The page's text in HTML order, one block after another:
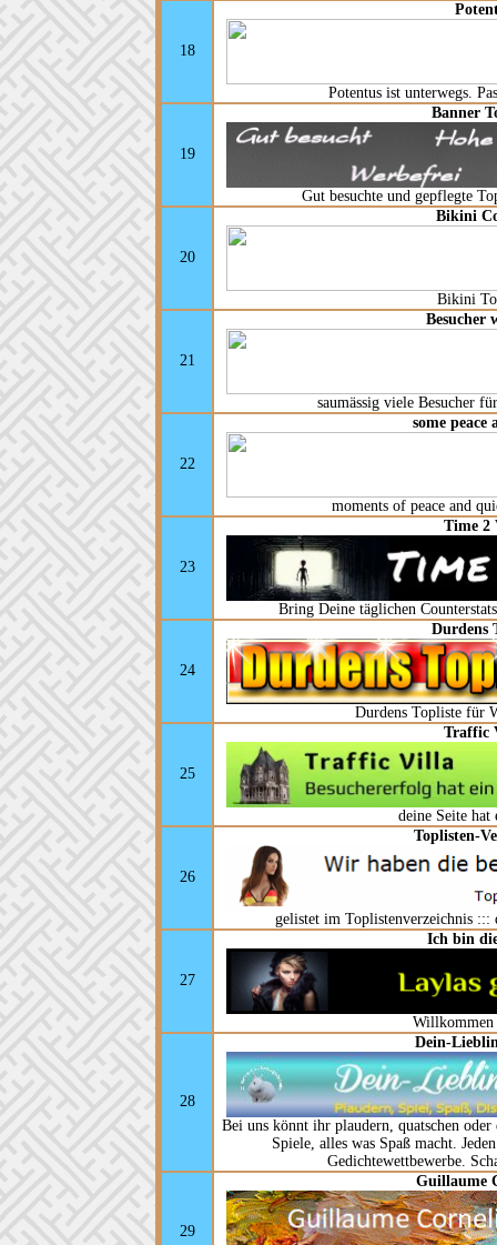
18
Potentus ist unterwegs.
19
Banner
Gut besuchte und gepflegte
20
Bikini
Bikini
21
Besucher
saumässig viele Besucher
22
some peace
moments of peace and
23
Time 2
Bring Deine täglichen
24
Durdens
Durdens Topliste für
25
Traffic
deine Seite hat
26
Toplisten-
gelistet im Toplistenverzeichnis
27
Ich bin
Willkommen
28
Dein-
Bei uns könnt ihr plaudern, quatschen
Spiele, alles was Spaß macht.
Gedichtewettbewerbe.
29
Guillaume